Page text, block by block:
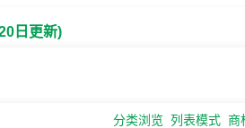
日更新)
分类浏览 列表模式 商